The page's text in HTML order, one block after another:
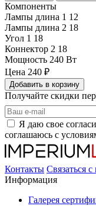
Компоненты
Лампы длина 1 12
Лампы длина 2 18
Угол 1 18
Коннектор 2 18
Мощность 240 Вт
Цена 240 ₽
Добавить в корзину
Получайте скидки
Я даю свое
соглашаюсь с
Контакты Связаться
Информация
Галерея